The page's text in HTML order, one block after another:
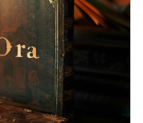
en groupe sur Zoom
dans Torah-Box Music